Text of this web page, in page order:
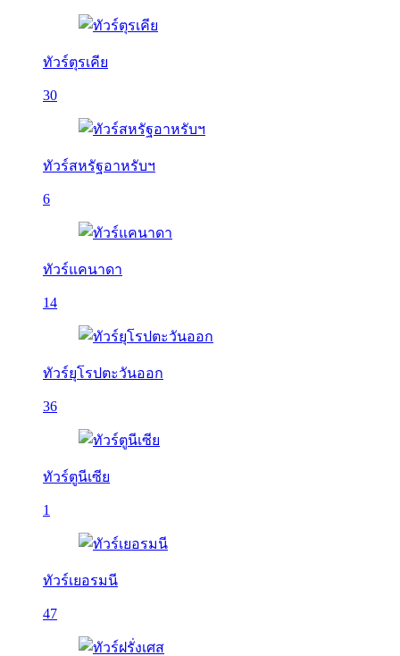
ทัวร์ตุรเคีย
30
ทัวร์สหรัฐอาหรับฯ
6
ทัวร์แคนาดา
14
ทัวร์ยุโรปตะวันออก
36
ทัวร์ตูนีเซีย
1
ทัวร์เยอรมนี
47